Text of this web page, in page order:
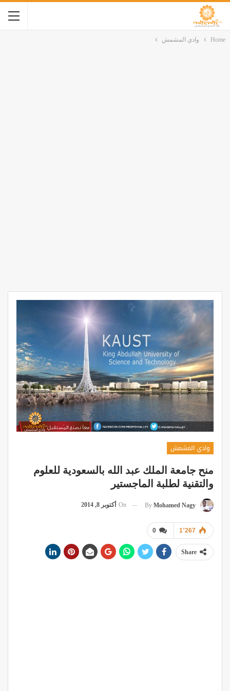
Home وادي المشمش
وادي المشمش
منح جامعة الملك عبد الله بالسعودية للعلوم
والتقنية لطلبة الماجستير
By Mohamed Nagy
On أكتوبر 8, 2014
0 1٬267
Share